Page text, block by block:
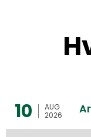
10
AUG
2026